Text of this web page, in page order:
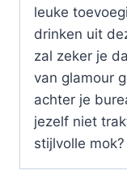
leuke
drinken uit
zal zeker je
van glamour
achter je
jezelf niet
stijlvolle mok?